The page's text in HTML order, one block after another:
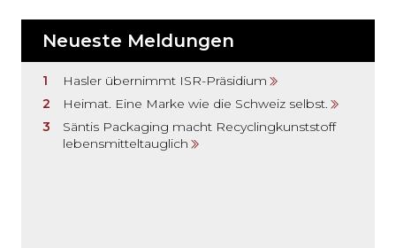
Neueste Meldungen
Hasler übernimmt ISR-Präsidium
Heimat. Eine Marke wie die Schweiz selbst.
Säntis Packaging macht Recyclingkunststoff
lebensmitteltauglich